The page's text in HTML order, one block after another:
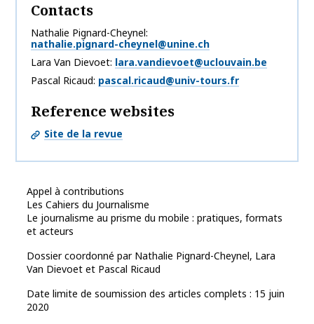
Contacts
Nathalie Pignard-Cheynel
nathalie.pignard-cheynel@unine.ch
Lara Van Dievoet lara.vandievoet@uclouvain.be
Pascal Ricaud pascal.ricaud@univ-tours.fr
Reference websites
Site de la revue
Appel à contributions
Les Cahiers du Journalisme
Le journalisme au prisme du mobile : pratiques, formats
et acteurs
Dossier coordonné par Nathalie Pignard-Cheynel, Lara
Van Dievoet et Pascal Ricaud
Date limite de soumission des articles complets : 15 juin
2020